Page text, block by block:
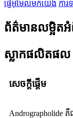
ផ្ញើអ៊ីមែលមកយើង កា
ព័ត៌មានលម្អិ
ស្លាកផលិតផល
សេចក្តីផ្តើម
Andrographolide